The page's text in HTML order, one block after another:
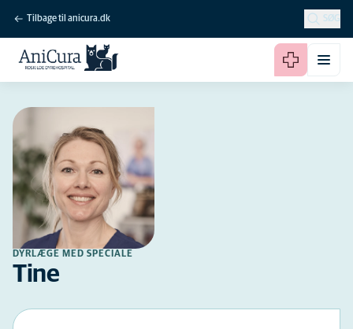
Tilbage til anicura.dk SØG
DYRLÆGE MED SPECIALE
Tine